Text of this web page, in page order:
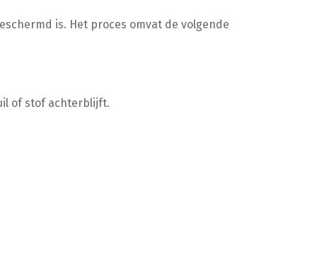
is. Het proces omvat de volgende
of stof achterblijft.